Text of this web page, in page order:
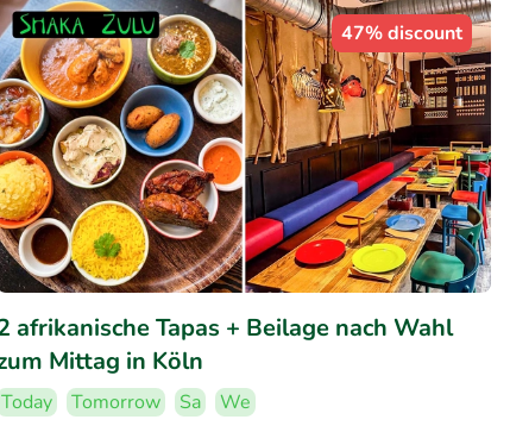
47% discount
afrikanische Tapas + Beilage nach Wahl
Mittag in Köln
Today Tomorrow Sa
We